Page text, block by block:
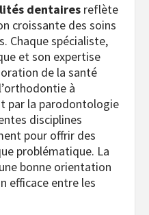
dentaires reflète
croissante des soins
Chaque spécialiste,
et son expertise
de la santé
à
par la parodontologie
disciplines
pour offrir des
problématique. La
bonne orientation
efficace entre les